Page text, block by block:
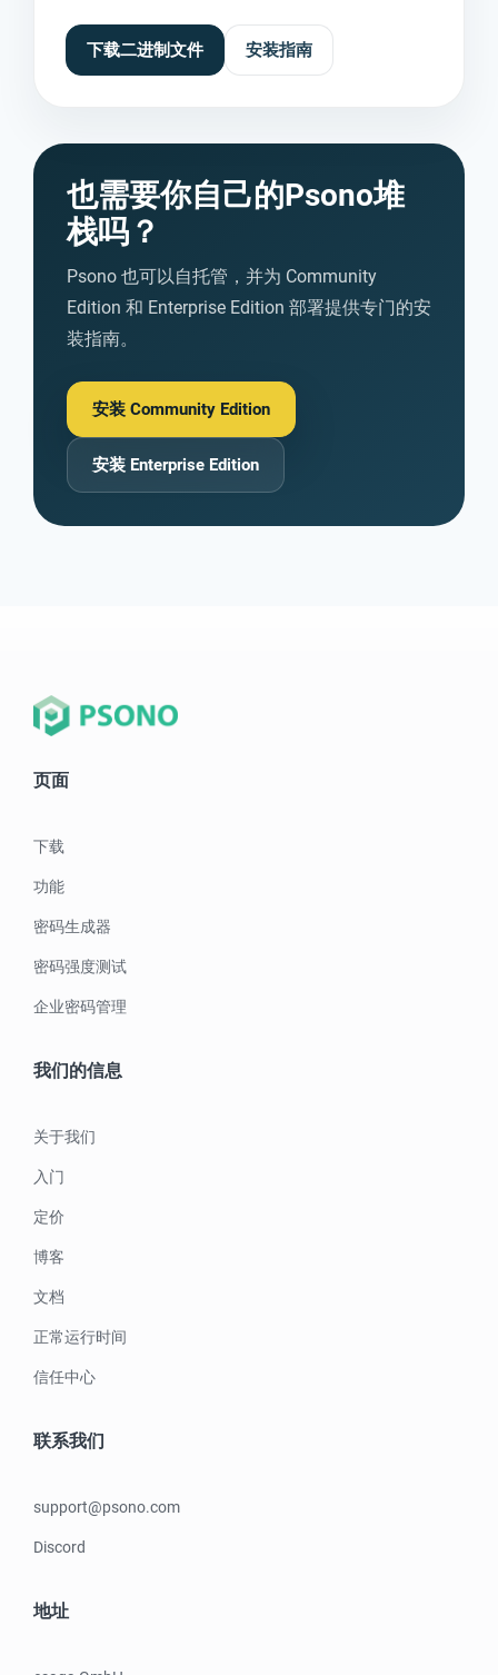
下载二进制文件 安装指南
也需要你自己的Psono堆
栈吗？
Psono 也可以自托管，并为 Community
Edition 和 Enterprise Edition 部署提供专门的安
装指南。
安装 Community Edition
安装 Enterprise Edition
页面
下载
功能
密码生成器
密码强度测试
企业密码管理
我们的信息
关于我们
入门
定价
博客
文档
正常运行时间
信任中心
联系我们
support@psono.com
Discord
地址